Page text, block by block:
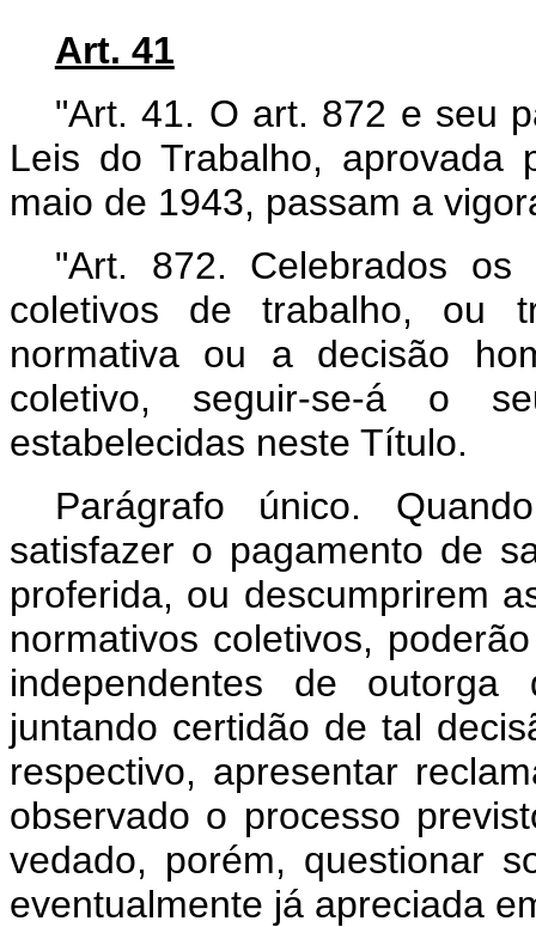
Art. 41
"Art. 41. O art. 872 e seu
Leis do Trabalho, aprovada
maio de 1943, passam a
"Art. 872. Celebrados os
coletivos de trabalho, ou
normativa ou a decisão
coletivo, seguir-se-á o
estabelecidas neste Título.
Parágrafo único.
satisfazer o pagamento de
proferida, ou descumprirem
normativos coletivos,
independentes de
juntando certidão de tal
respectivo, apresentar
observado o processo
vedado, porém, questionar
eventualmente já apreciada